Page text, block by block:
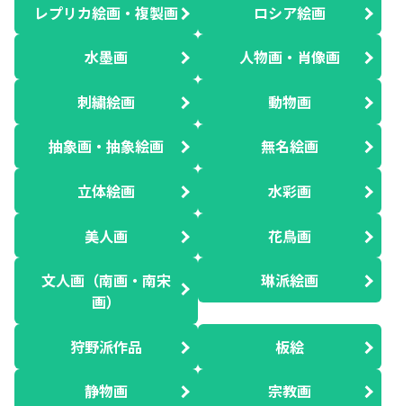
レプリカ絵画・複製画 ロシア絵画
水墨画 人物画・肖像画
刺繍絵画 動物画
抽象画・抽象絵画 無名絵画
立体絵画 水彩画
美人画 花鳥画
文人画（南画・南宋
画）
琳派絵画
狩野派作品 板絵
静物画 宗教画